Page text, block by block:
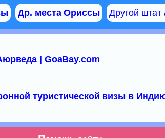
Др. места Ориссы Другой штат
| GoaBay.com
туристической визы в